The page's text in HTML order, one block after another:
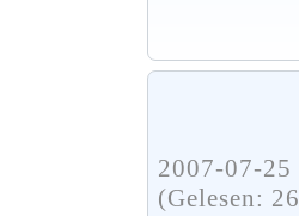
2007-07-
(Gelesen: